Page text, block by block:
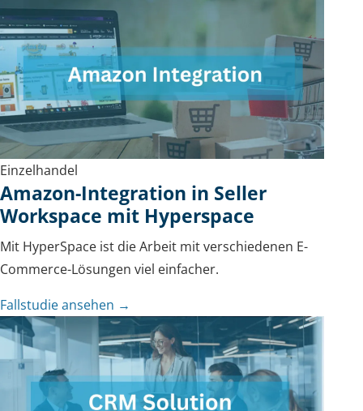
Einzelhandel
Amazon-Integration in Seller
Workspace mit Hyperspace
Mit HyperSpace ist die Arbeit mit verschiedenen E-
Commerce-Lösungen viel einfacher.
Fallstudie ansehen →